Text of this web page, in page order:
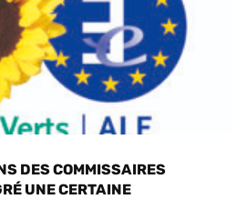
DES COMMISSAIRES
UNE CERTAINE